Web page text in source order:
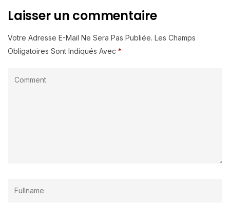
Laisser un commentaire
Votre Adresse E-Mail Ne Sera Pas Publiée. Les Champs
Obligatoires Sont Indiqués Avec *